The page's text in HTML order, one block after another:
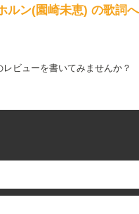
ルン(園崎未恵) の歌詞
レビューを書いてみませんか？